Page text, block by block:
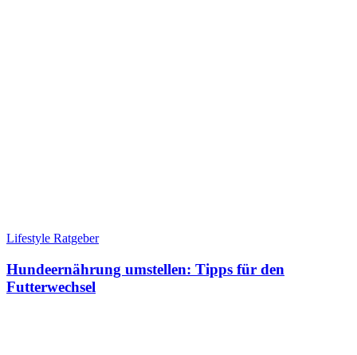
Lifestyle Ratgeber
Hundeernährung umstellen: Tipps für den
Futterwechsel